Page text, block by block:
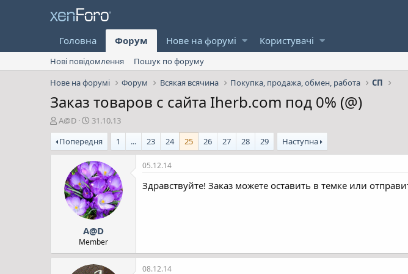
Головна Форум Нове на форумі Користувачі
Нові повідомлення
Пошук по форуму
Нове на форумі
Форум Всякая всячина Покупка, продажа, обмен, работа СП
Заказ товаров с сайта Iherb.com под 0% (@)
А
в
т
о
A@D
Д
а
т
а
с
т
в
о
р
е
н
н
я
31.10.13
Попередня
1 ... 23 24 25 26 27 28 29 Наступна
A@D
Member
05.12.14
Здравствуйте! Заказ можете оставить в темке или
08.12.14